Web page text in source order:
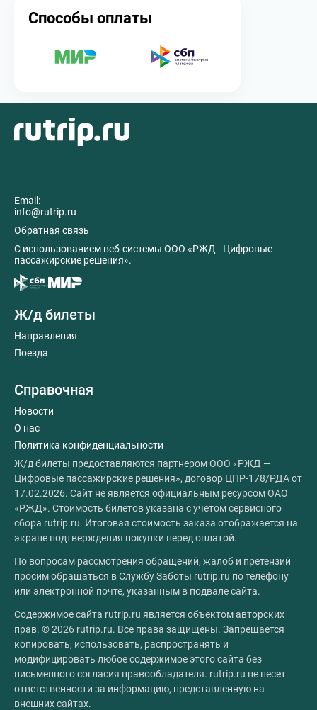
Способы оплаты
Email:
info@rutrip.ru
Обратная связь
C использованием веб-системы ООО «РЖД - Цифровые
пассажирские решения».
Ж/д билеты
Направления
Поезда
Справочная
Новости
О нас
Политика конфиденциальности
Ж/д билеты предоставляются партнером ООО «РЖД —
Цифровые пассажирские решения», договор ЦПР-178/РДА от
17.02.2026. Сайт не является официальным ресурсом ОАО
«РЖД». Стоимость билетов указана с учетом сервисного
сбора rutrip.ru. Итоговая стоимость заказа отображается на
экране подтверждения покупки перед оплатой.
По вопросам рассмотрения обращений, жалоб и претензий
просим обращаться в Службу Заботы rutrip.ru по телефону
или электронной почте, указанным в подвале сайта.
Содержимое сайта rutrip.ru является объектом авторских
прав. © 2026 rutrip.ru. Все права защищены. Запрещается
копировать, использовать, распространять и
модифицировать любое содержимое этого сайта без
письменного согласия правообладателя. rutrip.ru не несет
ответственности за информацию, представленную на
внешних сайтах.